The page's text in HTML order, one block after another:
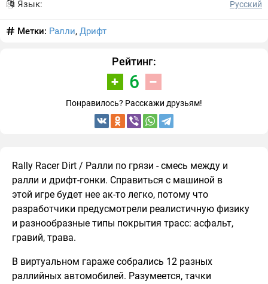
Язык: Русский
Метки: Ралли, Дрифт
Рейтинг:
6
Понравилось? Расскажи друзьям!
Rally Racer Dirt / Ралли по грязи - смесь между и
ралли и дрифт-гонки. Справиться с машиной в
этой игре будет нее ак-то легко, потому что
разработчики предусмотрели реалистичную физику
и разнообразные типы покрытия трасс: асфальт,
гравий, трава.
В виртуальном гараже собрались 12 разных
раллийных автомобилей. Разумеется, тачки